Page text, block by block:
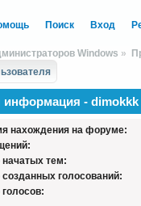
Поиск Вход
Windows »
- dimokkk
нахождения на форуме:
начатых тем:
созданных голосований: